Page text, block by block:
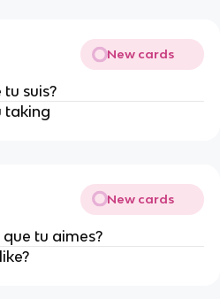
New cards
suis?
taking
New cards
tu aimes?